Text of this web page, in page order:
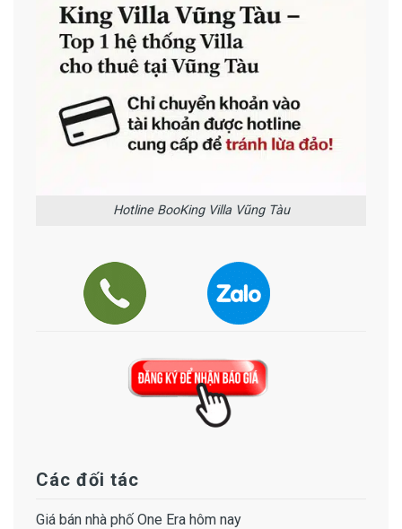
Hotline BooKing Villa Vũng Tàu
Các đối tác
Giá bán nhà phố One Era hôm nay